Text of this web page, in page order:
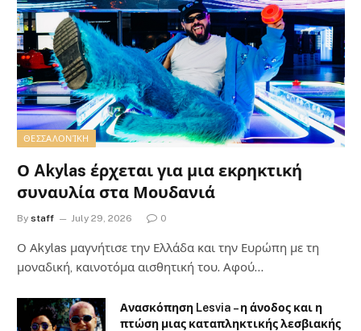
ΘΕΣΣΑΛΟΝΊΚΗ
Ο Akylas έρχεται για μια εκρηκτική
συναυλία στα Μουδανιά
By staff July 29, 2026 0
Ο Αkylas μαγνήτισε την Ελλάδα και την Ευρώπη με τη
μοναδική, καινοτόμα αισθητική του. Αφού…
Ανασκόπηση Lesvia – η άνοδος και η
πτώση μιας καταπληκτικής λεσβιακής